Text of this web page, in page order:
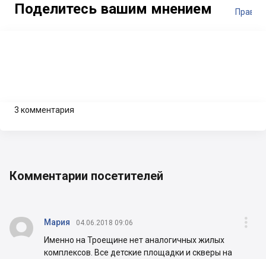
Поделитесь вашим мнением
Комментарии посетителей
3 комментария
 Мария 04.06.2018 09:06 
Именно на Троещине нет аналогичных жилых
комплексов. Все детские площадки и скверы на